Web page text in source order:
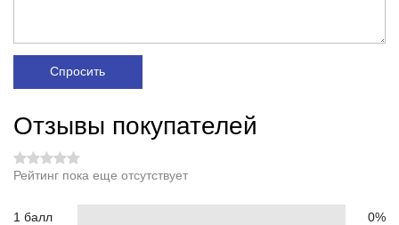
Спросить
Отзывы покупателей
Рейтинг пока еще отсутствует
1 балл 0%